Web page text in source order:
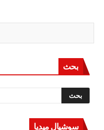
بحث
سوشيال ميديا